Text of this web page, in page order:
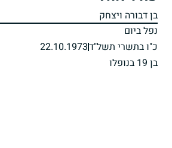
בן דבורה ויצחק
נפל ביום
כ"ו בתשרי תשל"ד22.10.1973
בן 19 בנופלו